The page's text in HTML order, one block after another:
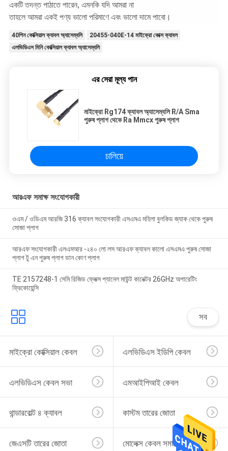
একটি তদন্ত পাঠাতে পারেন, এমনকি যদি আমরা না
তাহলে আমরা একই পণ্য ভালো পরিমাণে এবং ভালো দামে পাবো।
40পিন কোক্সিয়াল ক্যাবল অ্যাসেম্বলি
20455-040E-14 মাইক্রো কোক্স ক্যাবল
এলভিডিএস মিনি কোক্সিয়াল ক্যাবল অ্যাসেম্বলি
এর সেরা মূল্য পান
মাইক্রো Rg174 ক্যাবল অ্যাসেম্বলি R/A Sma
পুরুষ প্লাগ থেকে Ra Mmcx পুরুষ প্লাগ
চালিয়ে
আরএফ সমাক্ষ সংযোগকারী
ওএম / ওডিএম আরজি 316 ক্যাবল সংযোগকারী এসএমএ মহিলা বুলকিড জ্যাক থেকে পুরুষ
সোজা প্লাগ
আরএফ সংযোগকারী এলএমআর -২৪০ লো লস আরএফ ক্যাবল কালো এসএমএ পুরুষ সোজা
প্লাগ টু এন পুরুষ প্লাগ ডান কোণ প্লাগ
TE 2157248-1 সেমি রিজিড ফ্লেক্স প্যানেল মাউন্ট কানেক্টর 26GHz অপারেটিং
ফ্রিকোয়েন্সি
সব
মাইক্রো কোক্সিয়াল কেবল এলভিডিএস ইডিপি কেবল
এলভিডিএস কেবল সভা এমআইপিআই কেবল
থান্ডারবোল্ট ৪ ক্যাবল কাস্টম তারের জোতা
জেএসটি তারের জোতা মোলেক্স কেবল সমাবেশ